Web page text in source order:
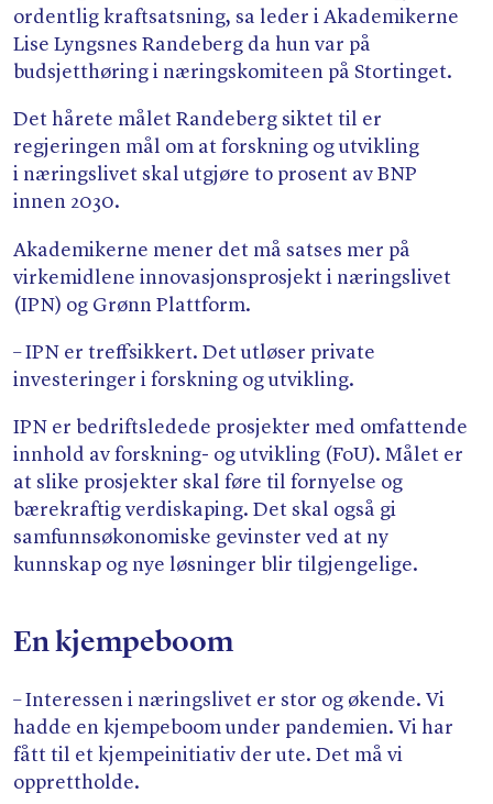
ordentlig kraftsatsning, sa leder i Akademikerne
Lise Lyngsnes Randeberg da hun var på
budsjetthøring i næringskomiteen på Stortinget.
Det hårete målet Randeberg siktet til er
regjeringen mål om at forskning og utvikling
i næringslivet skal utgjøre to prosent av BNP
innen 2030.
Akademikerne mener det må satses mer på
virkemidlene innovasjonsprosjekt i næringslivet
(IPN) og Grønn Plattform.
– IPN er treffsikkert. Det utløser private
investeringer i forskning og utvikling.
IPN er bedriftsledede prosjekter med omfattende
innhold av forskning- og utvikling (FoU). Målet er
at slike prosjekter skal føre til fornyelse og
bærekraftig verdiskaping. Det skal også gi
samfunnsøkonomiske gevinster ved at ny
kunnskap og nye løsninger blir tilgjengelige.
En kjempeboom
– Interessen i næringslivet er stor og økende. Vi
hadde en kjempeboom under pandemien. Vi har
fått til et kjempeinitiativ der ute. Det må vi
opprettholde.